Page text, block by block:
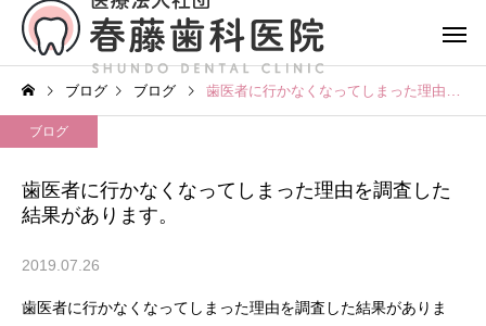
ブログ ブログ 歯医者に行かなくなってしまった理由を調査した結果があります。
ブログ
歯医者に行かなくなってしまった理由を調査した
結果があります。
2019.07.26
歯医者に行かなくなってしまった理由を調査した結果がありま